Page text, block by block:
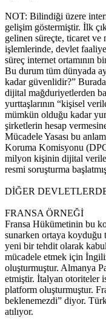
NOT: Bilindiği üzere
gelişim göstermiştir. İlk
gelinen süreçte, ticaret ve
işlemlerinde, devlet
süreç internet ortamının
Bu durum tüm dünyada
kadar güvenlidir?” Burada
dijital mağduriyetlerden
yurttaşlarının “kişisel
mümkün olduğu kadar
şirketlerin hesap
Mücadele Yasası bu
Koruma Komisyonu
milyon kişinin dijital
resmi soruşturma
DİĞER
FRANSA ÖRNEĞİ
Fransa Hükümetinin bu
sunarken ortaya
yeni bir tehdit olarak
mücadele etmek için
oluşturmuştur. Almanya
etmiştir. İtalyan otoriteler
platform oluşturmuştur.
beklenemezdi” diyor.
atılıyor.